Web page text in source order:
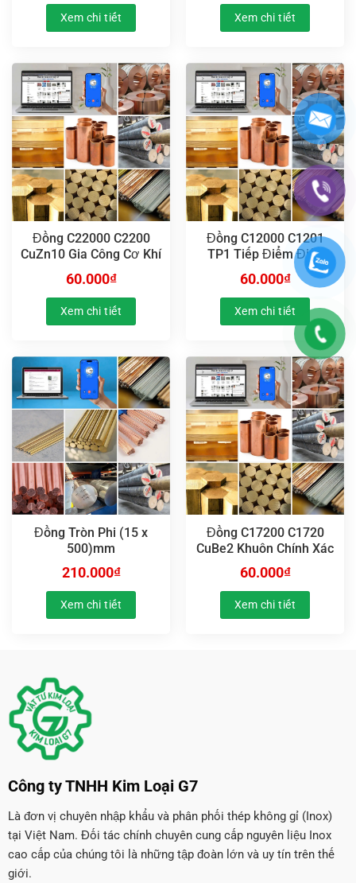
Xem chi tiết Xem chi tiết
Đồng C22000 C2200
CuZn10 Gia Công Cơ Khí
60.000₫
Xem chi tiết
Đồng C12000 C1201
TP1 Tiếp Điểm Điện
60.000₫
Xem chi tiết
Đồng Tròn Phi (15 x
500)mm
210.000₫
Xem chi tiết
Đồng C17200 C1720
CuBe2 Khuôn Chính Xác
60.000₫
Xem chi tiết
Công ty TNHH Kim Loại G7
Là đơn vị chuyên nhập khẩu và phân phối thép không gỉ (Inox)
tại Việt Nam. Đối tác chính chuyên cung cấp nguyên liệu Inox
cao cấp của chúng tôi là những tập đoàn lớn và uy tín trên thế
giới.